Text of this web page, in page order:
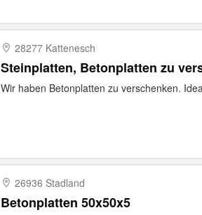
28277 Kattenesch
Steinplatten, Betonplatten zu
Wir haben Betonplatten zu verschenken.
26936 Stadland
Betonplatten 50x50x5